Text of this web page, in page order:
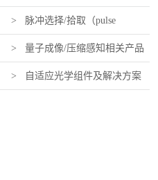
组件
及组件
> 脉冲选择/拾取（pulse
picking）系统及组件
> 量子成像/压缩感知相关产品
> 自适应光学组件及解决方案